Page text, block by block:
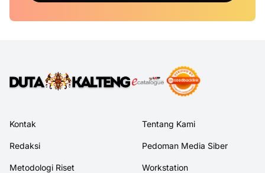
Kontak Tentang Kami
Redaksi Pedoman Media Siber
Metodologi Riset Workstation